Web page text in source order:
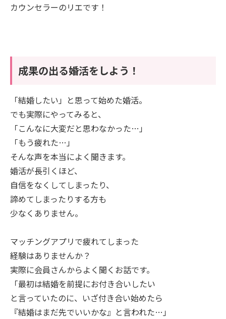
カウンセラーのリエです！
成果の出る婚活をしよう！
「結婚したい」と思って始めた婚活。
でも実際にやってみると、
「こんなに大変だと思わなかった…」
「もう疲れた…」
そんな声を本当によく聞きます。
婚活が長引くほど、
自信をなくしてしまったり、
諦めてしまったりする方も
少なくありません。
マッチングアプリで疲れてしまった
経験はありませんか？
実際に会員さんからよく聞くお話です。
「最初は結婚を前提にお付き合いしたい
と言っていたのに、いざ付き合い始めたら
『結婚はまだ先でいいかな』と言われた…」